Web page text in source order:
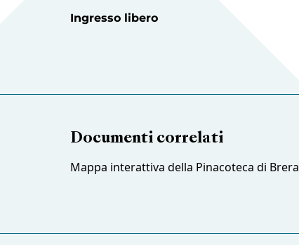
Ingresso libero
Documenti correlati
Mappa interattiva della Pinacoteca di Brera